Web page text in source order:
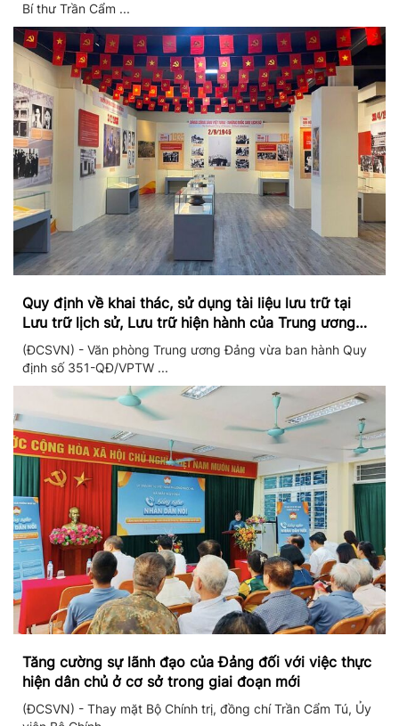
Bí thư Trần Cẩm ...
Quy định về khai thác, sử dụng tài liệu lưu trữ tại
Lưu trữ lịch sử, Lưu trữ hiện hành của Trung ương
Đảng và Văn phòng Trung ương Đảng
(ĐCSVN) - Văn phòng Trung ương Đảng vừa ban hành Quy
định số 351-QĐ/VPTW ...
Tăng cường sự lãnh đạo của Đảng đối với việc thực
hiện dân chủ ở cơ sở trong giai đoạn mới
(ĐCSVN) - Thay mặt Bộ Chính trị, đồng chí Trần Cẩm Tú, Ủy